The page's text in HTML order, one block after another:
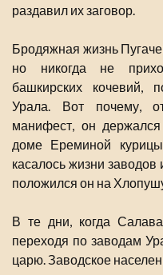
раздавил их заговор.
Бродяжная жизнь
но никогда не
башкирских кочевий,
Урала. Вот почему,
манифест, он
доме Ереминой
касалось жизни заводов
положился он на
В те дни, когда
переходя по заводам
царю. Заводское